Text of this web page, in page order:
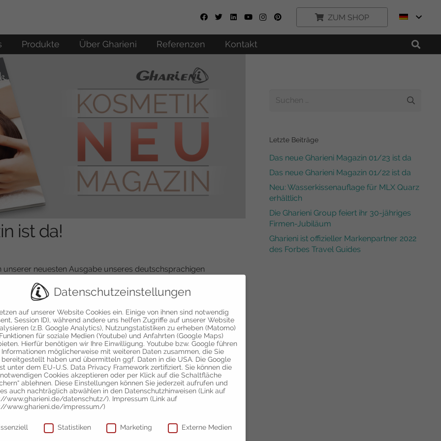
ZUM SHOP
Produkte Über Gharieni Referenzen Kontakt
ist da!
unserer neuesten Ausgabe unseres deutschsprachigen
für unsere Kunden aus der Kosmetikbranche
können
über die Kosmetikbranche.
als PDF Dateihier herunterladen, oder bestellen Sie Ihre
Suchen
Letzte Beiträge
Das neue Gharieni Magazin 01/23 ist da
Das neue Gharieni Magazin 01/22 ist da
Neu: Wasserkissenauflage für MLX Quarz
erhältlich
Die Gharieni Group feiert ihr 30-jähriges
Firmen-Jubiläum
Gharieni ist offizieller Markenpartner 2022
des Forbes Travel Guides
Datenschutzeinstellungen
auf unserer Website Cookies ein. Einige von ihnen sind notwendig
Session ID), während andere uns helfen Zugriffe auf unserer Website
(z.B. Google Analytics), Nutzungstatistiken zu erheben (Matomo)
für soziale Medien (Youtube) und Anfahrten (Google Maps)
Hierfür benötigen wir Ihre Einwilligung. Youtube bzw. Google führen
Informationen möglicherweise mit weiteren Daten zusammen, die Sie
bereitgestellt haben und übermitteln ggf. Daten in die USA. Die Google
unter dem EU-U.S. Data Privacy Framework zertifiziert. Sie können die
Cookies akzeptieren oder per Klick auf die Schaltfläche
ablehnen. Diese Einstellungen können Sie jederzeit aufrufen und
auch nachträglich abwählen in den Datenschutzhinweisen (Link auf
www.gharieni.de/datenschutz/). Impressum (Link auf
www.gharieni.de/impressum/)
Statistiken Marketing Externe Medien